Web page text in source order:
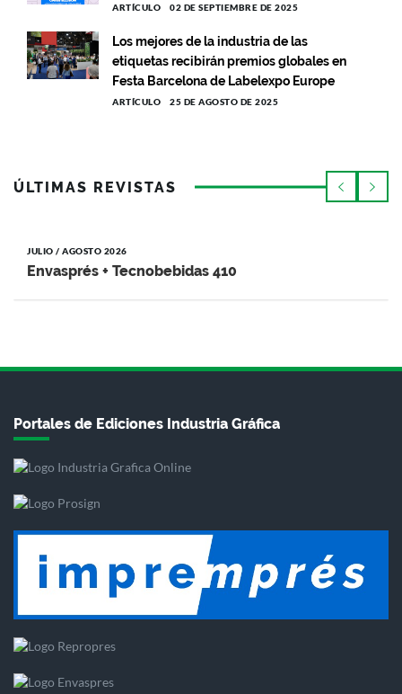
ARTÍCULO 02 DE SEPTIEMBRE DE 2025
Los mejores de la industria de las
etiquetas recibirán premios globales en
Festa Barcelona de Labelexpo Europe
ARTÍCULO 25 DE AGOSTO DE 2025
ÚLTIMAS REVISTAS
JULIO / AGOSTO 2026
Envasprés + Tecnobebidas 410
Portales de Ediciones Industria Gráfica